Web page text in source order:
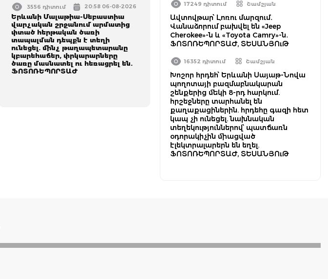
3556 դիտում 20:58 06-08-2026
Երևանի Մալաթիա-Սեբաստիա
վարչական շրջանում արմատից
փտած հերթական ծառի
տապալման դեպքն է տեղի
ունեցել. մինչ թաղապետարանը
կբարեհաճեր, փրկարարները
ծառը մասնատել ու հեռացրել են.
ՖՈՏՈՌԵՊՈՐՏԱԺ
17249 դիտում Շամշյան
Ավտովթար՝ Լոռու մարզում․
Վանաձորում բախվել են «Jeep
Cherokee»-ն և «Toyota Camry»-ն․
ՖՈՏՈՌԵՊՈՐՏԱԺ, ՏԵՍԱՆՅՈւԹ
16352 դիտում Շամշյան
Խոշոր հրդեհ՝ Երևանի Սայաթ-Նովա
պողոտայի բազմաբնակարան
շենքերից մեկի 8-րդ հարկում.
հրշեջները տարհանել են
քաղաքացիներին. հրդեհը գազի հետ
կապ չի ունեցել. նախնական
տեղեկություններով՝ պատճառն
օդորակիչին միացված
էլեկտրալարերն են եղել.
ՖՈՏՈՌԵՊՈՐՏԱԺ, ՏԵՍԱՆՅՈւԹ